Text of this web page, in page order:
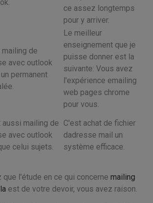
ce assez longtemps
pour y arriver.
mailing de
avec outlook
permanent
Le meilleur
enseignement que je
puisse donner est la
suivante: Vous avez
l'expérience emailing
web pages chrome
pour vous.
aussi mailing de
avec outlook
celui sujets.
C'est achat de fichier
dadresse mail un
système efficace.
l'étude en ce qui concerne mailing
est de votre devoir, vous avez raison.